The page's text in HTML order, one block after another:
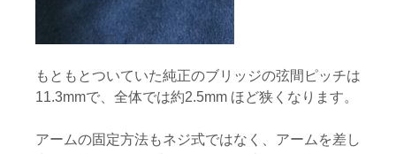
もともとついていた純正のブリッジの弦間ピッチは
11.3mmで、全体では約2.5mm ほど狭くなります。
アームの固定方法もネジ式ではなく、アームを差し